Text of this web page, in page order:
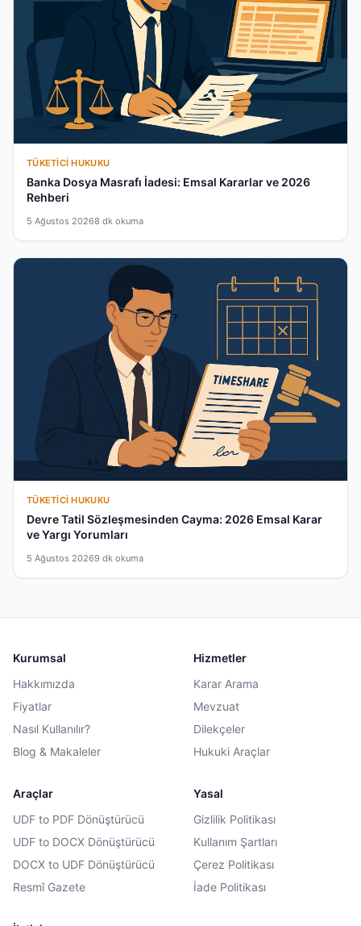
TÜKETICI HUKUKU
Banka Dosya Masrafı İadesi: Emsal Kararlar ve 2026
Rehberi
5 Ağustos 20268 dk okuma
TÜKETICI HUKUKU
Devre Tatil Sözleşmesinden Cayma: 2026 Emsal Karar
ve Yargı Yorumları
5 Ağustos 20269 dk okuma
Kurumsal
Hakkımızda
Fiyatlar
Nasıl Kullanılır?
Blog & Makaleler
Hizmetler
Karar Arama
Mevzuat
Dilekçeler
Hukuki Araçlar
Araçlar
UDF to PDF Dönüştürücü
UDF to DOCX Dönüştürücü
DOCX to UDF Dönüştürücü
Resmî Gazete
Yasal
Gizlilik Politikası
Kullanım Şartları
Çerez Politikası
İade Politikası